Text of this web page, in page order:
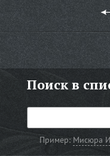
Поиск в
Пример:Мисюра